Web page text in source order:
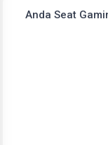
Anda Seat